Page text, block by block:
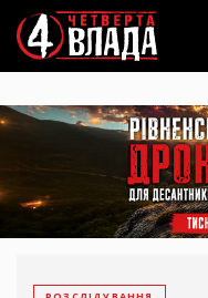
Перейти
до
основного
вмісту